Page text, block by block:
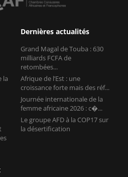
la
Dernières actualités
Grand Magal de Touba : 630
milliards FCFA de
retombées...
Afrique de l’Est : une
croissance forte mais des réf...
Journée internationale de la
femme africaine 2026 : c�...
Le groupe AFD à la COP17 sur
la désertification